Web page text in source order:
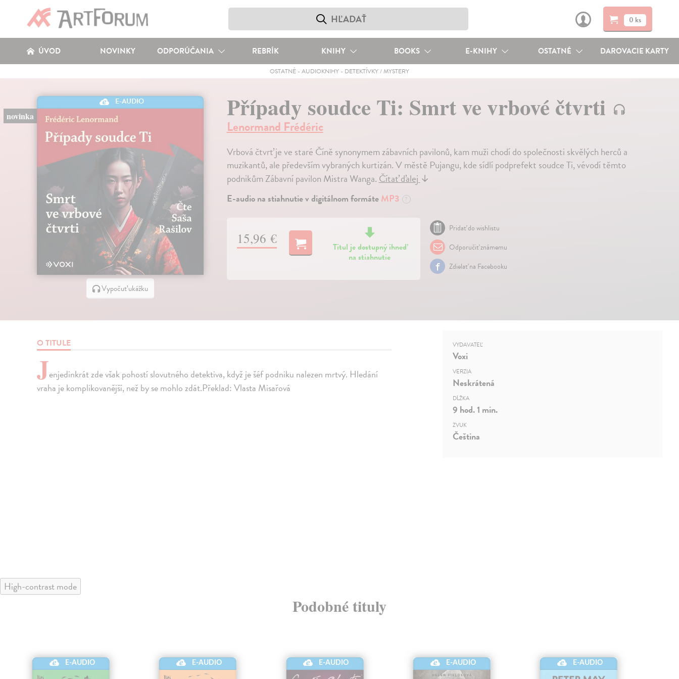
0 ks
ÚVOD NOVINKY ODPORÚČANIA REBRÍK KNIHY BOOKS E-KNIHY OSTATNÉ DAROVACIE KARTY
OSTATNÉ- AUDIOKNIHY- DETEKTÍVKY / MYSTERY
E-AUDIO
novinka
Vypočuť ukážku
Případy soudce Ti: Smrt ve vrbové čtvrti
Lenormand Frédéric
Vrbová čtvrť je ve staré Číně synonymem zábavních pavilonů, kam muži chodí do společnosti skvělých herců a
muzikantů, ale především vybraných kurtizán. V městě Pujangu, kde sídlí podprefekt soudce Ti, vévodí těmto
podnikům Zábavní pavilon Mistra Wanga.Čítať ďalej↓
E-audio na stiahnutie v digitálnom formáteMP3 ?
15,96 €
Titul je dostupný ihneď
na stiahnutie
Pridať do wishlistu
Odporučiť známemu
Zdielať na Facebooku
O TITULE
Jenjedinkrát zde však pohostí slovutného detektiva, když je šéf podniku nalezen mrtvý. Hledání
vraha je komplikovanější, než by se mohlo zdát.Překlad: Vlasta Misařová
VYDAVATEĽ
Voxi
VERZIA
Neskrátená
DĹŽKA
9 hod. 1 min.
ZVUK
Čeština
High-contrast mode
Podobné tituly
E-AUDIO E-AUDIO E-AUDIO E-AUDIO E-AUDIO